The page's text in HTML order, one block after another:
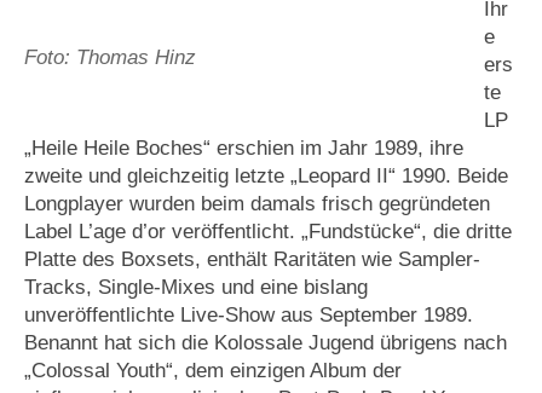
Foto: Thomas Hinz
Ihr
e
ers
te
LP
„Heile Heile Boches“ erschien im Jahr 1989, ihre
zweite und gleichzeitig letzte „Leopard II“ 1990. Beide
Longplayer wurden beim damals frisch gegründeten
Label L’age d’or veröffentlicht. „Fundstücke“, die dritte
Platte des Boxsets, enthält Raritäten wie Sampler-
Tracks, Single-Mixes und eine bislang
unveröffentlichte Live-Show aus September 1989.
Benannt hat sich die Kolossale Jugend übrigens nach
„Colossal Youth“, dem einzigen Album der